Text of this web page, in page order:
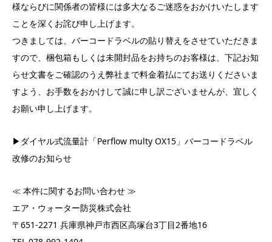
様ならびに関係者の皆様には多大なるご迷惑をおかけいたします
ことを深くお詫び申し上げます。
つきましては、バーコードラベルの貼り替えをさせていただきま
すので、梱包箱もしくは未開封品をお持ちのお客様は、下記お知
らせ文書をご確認のうえ弊社まで料金着払にてお送りくださいま
すよう、お手数をおかけして誠に申し訳ございませんが、宜しく
お願い申し上げます。
▶ ダイヤル式流量計「Perflow multy OX15」バーコードラベル
改修のお知らせ
≪ 本件に関するお問い合わせ ≫
エア・ウォーター防災株式会社
〒651-2271 兵庫県神戸市西区高塚台3丁目2番地16